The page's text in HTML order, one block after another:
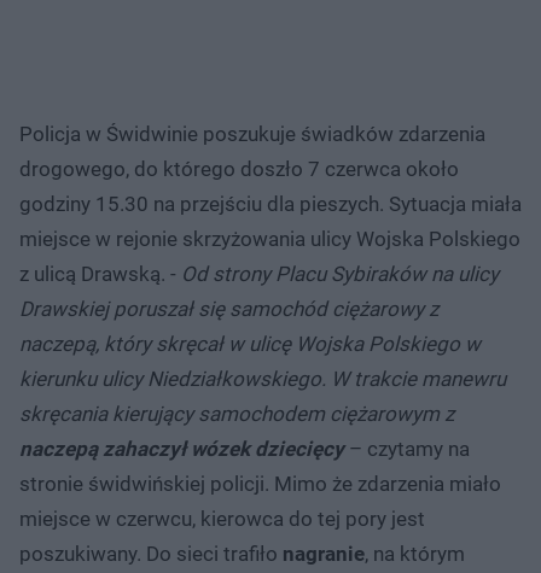
Policja w Świdwinie poszukuje świadków zdarzenia
drogowego, do którego doszło 7 czerwca około
godziny 15.30 na przejściu dla pieszych. Sytuacja miała
miejsce w rejonie skrzyżowania ulicy Wojska Polskiego
z ulicą Drawską. - Od strony Placu Sybiraków na ulicy
Drawskiej poruszał się samochód ciężarowy z
naczepą, który skręcał w ulicę Wojska Polskiego w
kierunku ulicy Niedziałkowskiego. W trakcie manewru
skręcania kierujący samochodem ciężarowym z
naczepą zahaczył wózek dziecięcy– czytamy na
stronie świdwińskiej policji. Mimo że zdarzenia miało
miejsce w czerwcu, kierowca do tej pory jest
poszukiwany. Do sieci trafiło nagranie, na którym